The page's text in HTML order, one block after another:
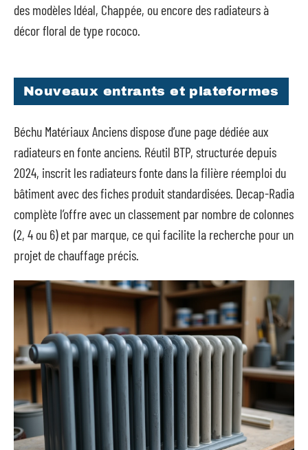
des modèles Idéal, Chappée, ou encore des radiateurs à
décor floral de type rococo.
Nouveaux entrants et plateformes
Béchu Matériaux Anciens dispose d’une page dédiée aux
radiateurs en fonte anciens. Réutil BTP, structurée depuis
2024, inscrit les radiateurs fonte dans la filière réemploi du
bâtiment avec des fiches produit standardisées. Decap-Radia
complète l’offre avec un classement par nombre de colonnes
(2, 4 ou 6) et par marque, ce qui facilite la recherche pour un
projet de chauffage précis.